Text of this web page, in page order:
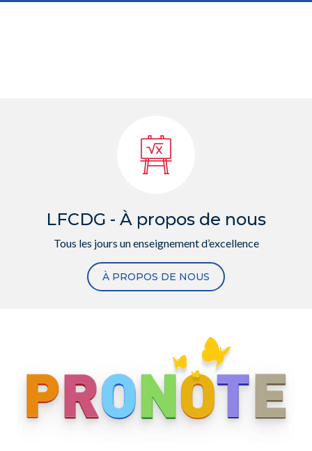
LFCDG - À propos de nous
Tous les jours un enseignement d’excellence
À PROPOS DE NOUS